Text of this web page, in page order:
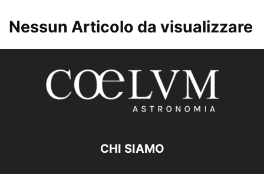
Nessun Articolo da visualizzare
CHI SIAMO